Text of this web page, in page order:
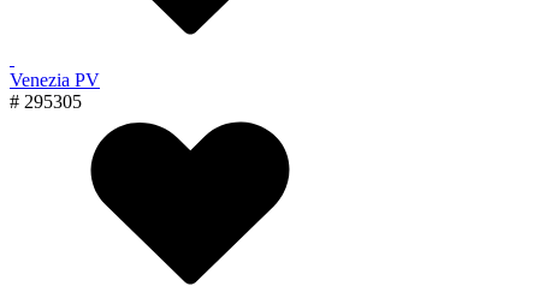
Venezia PV
# 295305